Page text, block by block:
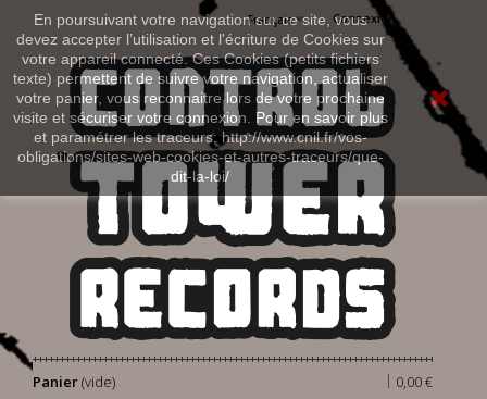
En poursuivant votre navigation sur ce site, vous
devez accepter l’utilisation et l'écriture de Cookies sur
votre appareil connecté. Ces Cookies (petits fichiers
texte) permettent de suivre votre navigation, actualiser
votre panier, vous reconnaitre lors de votre prochaine
visite et sécuriser votre connexion. Pour en savoir plus
et paramétrer les traceurs: http://www.cnil.fr/vos-
obligations/sites-web-cookies-et-autres-traceurs/que-
dit-la-loi/
Connexion
Français
Panier 0,00 €
|
(vide)